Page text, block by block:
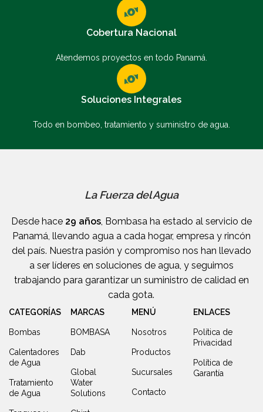
Cobertura Nacional
Atendemos proyectos en todo Panamá.
Soluciones Integrales
Todo en bombeo, tratamiento y suministro de agua.
La Fuerza del Agua
Desde hace 29 años, Bombasa ha estado al servicio de
Panamá, llevando agua a cada hogar, empresa y rincón
del país. Nuestra pasión y compromiso nos han llevado
a ser líderes en soluciones de agua, y seguimos
trabajando para garantizar un suministro de calidad en
cada gota.
CATEGORÍAS
Bombas
Calentadores
de Agua
Tratamiento
de Agua
MARCAS
BOMBASA
Dab
Global
Water
Solutions
MENÚ
Nosotros
Productos
Sucursales
Contacto
ENLACES
Política de
Privacidad
Política de
Garantía